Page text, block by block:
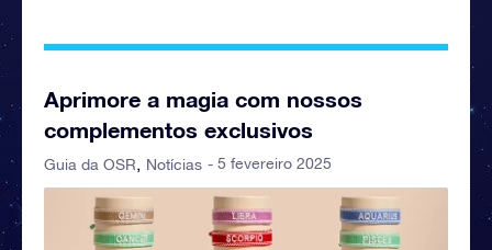
Aprimore a magia com nossos
complementos exclusivos
Guia da OSR Notícias - 5 fevereiro 2025